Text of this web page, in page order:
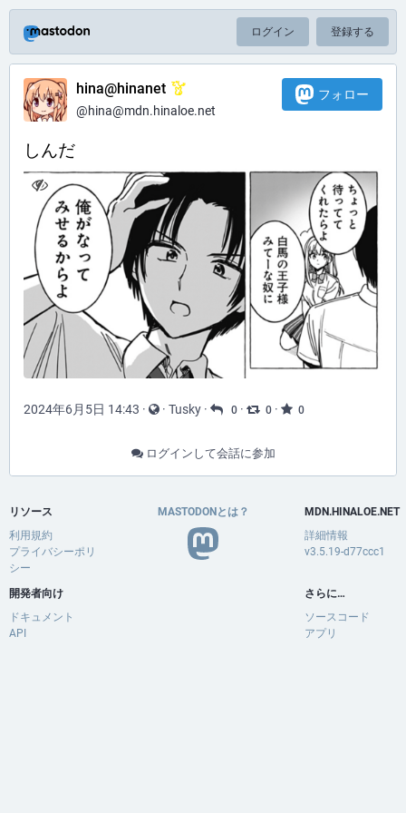
ログイン 登録する
hina@hinanet
@hina@mdn.hinaloe.net
フォロー
しんだ
2024年6月5日 14:43 · · Tusky · 0 · 0 · 0
ログインして会話に参加
リソース
利用規約
プライバシーポリ
シー
開発者向け
ドキュメント
API
MASTODONとは？
MDN.HINALOE.NET
詳細情報
v3.5.19-d77ccc1
さらに…
ソースコード
アプリ